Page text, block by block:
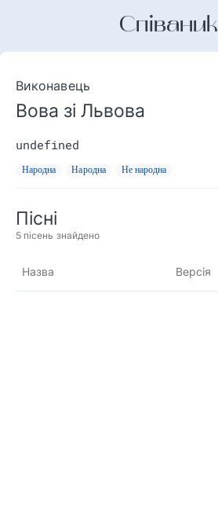
Співаник
Виконавець
Вова зі Львова
undefined
Народна Народна Не народна
Пісні
5 пісень знайдено
Назва Версія